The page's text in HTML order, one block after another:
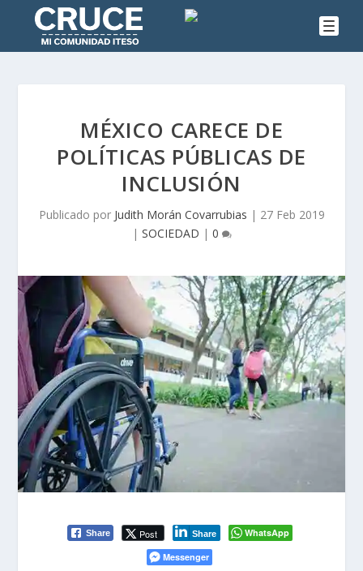
MÉXICO CARECE DE
POLÍTICAS PÚBLICAS DE
INCLUSIÓN
Publicado por Judith Morán Covarrubias | 27 Feb 2019
| SOCIEDAD | 0
Share Post Share
WhatsApp
Messenger